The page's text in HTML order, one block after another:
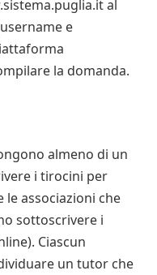
al
e
la domanda.
almeno di un
i tirocini per
le associazioni che
sottoscrivere i
Ciascun
un tutor che